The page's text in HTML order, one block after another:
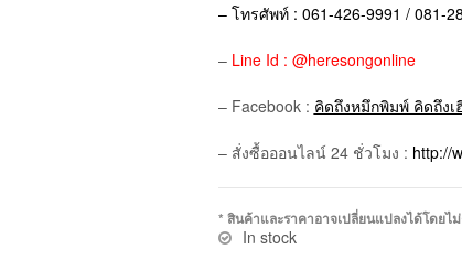
– โทรศัพท์ : 061-426-9991 / 081-
– Line Id : @heresongonline
– Facebook : คิดถึงหมึกพิมพ์ คิดถึงเ
– สั่งซื้อออนไลน์ 24 ชั่วโมง : http://
* สินค้าและราคาอาจเปลี่ยนแปลงได้โดย
In stock